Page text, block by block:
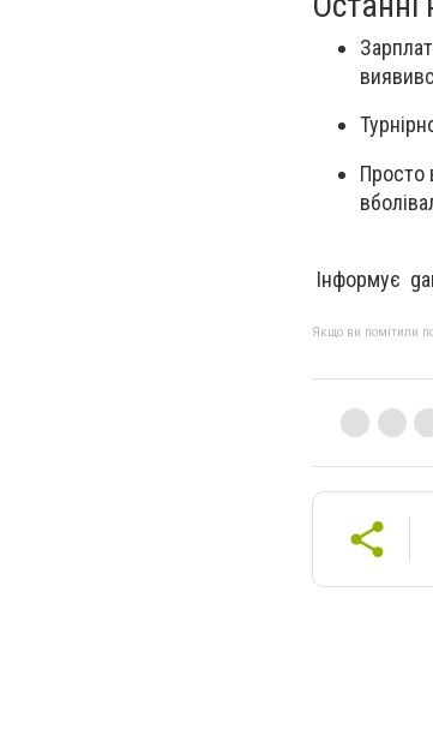
Просто
Інформує
Якщо ви помітили